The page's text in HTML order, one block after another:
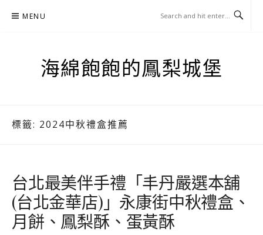
MENU
海綿飽飽的鳳梨城堡
標籤: 2024中秋禮盒推薦
台北最美伴手禮「丰丹嚴選本舖
(台北金華店)」永康街中秋禮盒、
月餅、鳳梨酥、蛋黃酥